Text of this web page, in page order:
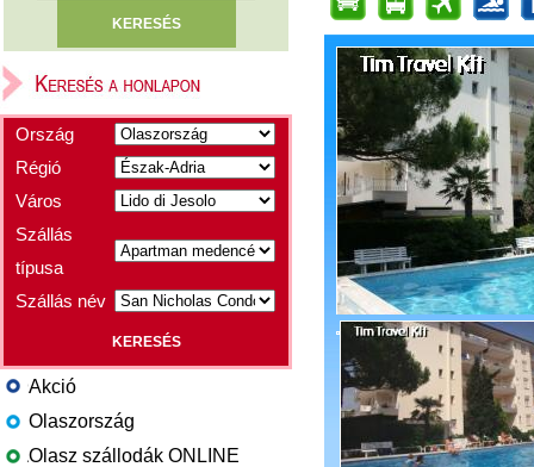
Ország
Régió
Város
Szállás
típusa
Szállás név
Akció
Olaszország
Olasz szállodák ONLINE